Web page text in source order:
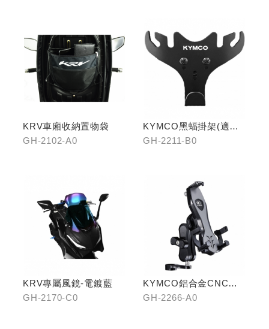
KRV車廂收納置物袋
GH-2102-A0
KYMCO黑蝠掛架(適用
原車可收折掛
GH-2211-B0
KRV專屬風鏡-電鍍藍
GH-2170-C0
KYMCO鋁合金CNC減
震手機架
GH-2266-A0